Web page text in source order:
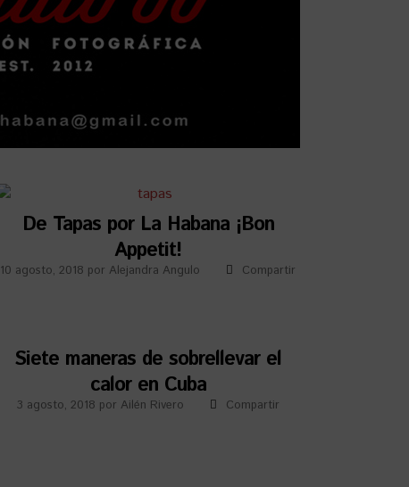
De Tapas por La Habana ¡Bon
Appetit!
10 agosto, 2018 por Alejandra Angulo Compartir
Siete maneras de sobrellevar el
calor en Cuba
3 agosto, 2018 por Ailén Rivero Compartir